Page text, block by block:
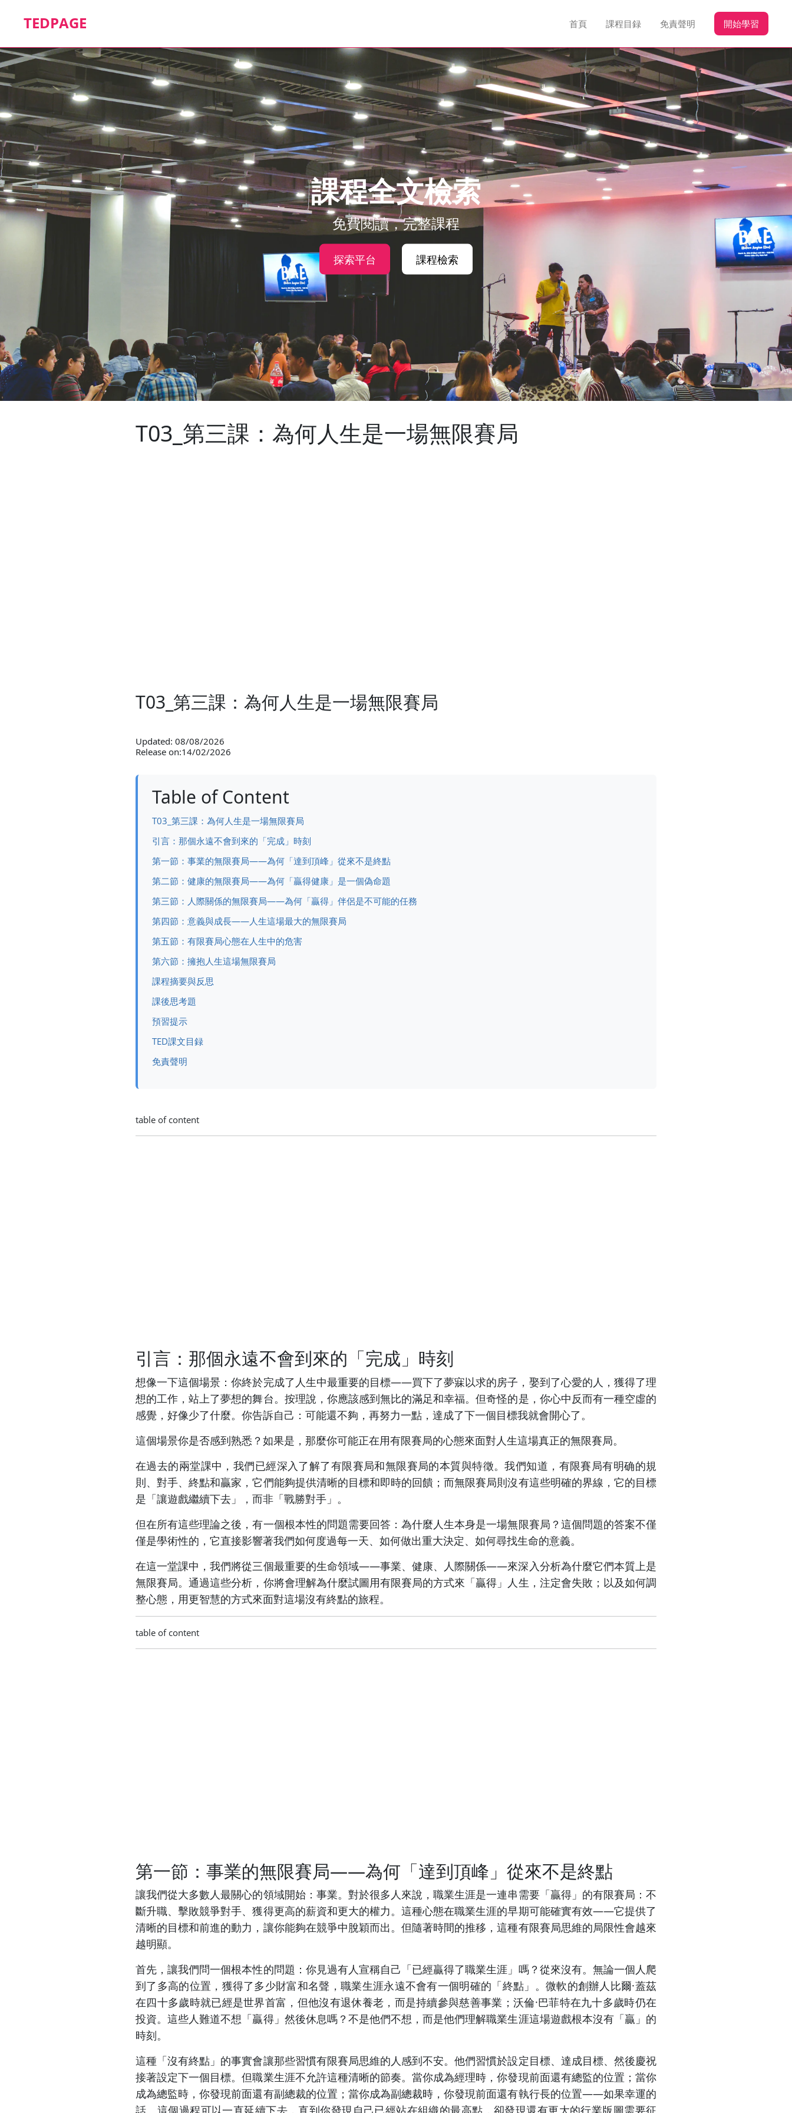
TEDPAGE 首頁 課程目録 免責聲明 開始學習
課程全文檢索
免費閱讀，完整課程
探索平台 課程檢索
T03_第三課：為何人生是一場無限賽局
T03_第三課：為何人生是一場無限賽局
Updated: 08/08/2026
Release on:14/02/2026
Table of Content
T03_第三課：為何人生是一場無限賽局
引言：那個永遠不會到來的「完成」時刻
第一節：事業的無限賽局——為何「達到頂峰」從來不是終點
第二節：健康的無限賽局——為何「贏得健康」是一個偽命題
第三節：人際關係的無限賽局——為何「贏得」伴侶是不可能的任務
第四節：意義與成長——人生這場最大的無限賽局
第五節：有限賽局心態在人生中的危害
第六節：擁抱人生這場無限賽局
課程摘要與反思
課後思考題
預習提示
TED課文目録
免責聲明
table of content
引言：那個永遠不會到來的「完成」時刻
想像一下這個場景：你終於完成了人生中最重要的目標——買下了夢寐以求的房子，娶到了心愛的人，獲得了理
想的工作，站上了夢想的舞台。按理說，你應該感到無比的滿足和幸福。但奇怪的是，你心中反而有一種空虛的
感覺，好像少了什麼。你告訴自己：可能還不夠，再努力一點，達成了下一個目標我就會開心了。
這個場景你是否感到熟悉？如果是，那麼你可能正在用有限賽局的心態來面對人生這場真正的無限賽局。
在過去的兩堂課中，我們已經深入了解了有限賽局和無限賽局的本質與特徵。我們知道，有限賽局有明确的規
則、對手、終點和贏家，它們能夠提供清晰的目標和即時的回饋；而無限賽局則沒有這些明確的界線，它的目標
是「讓遊戲繼續下去」，而非「戰勝對手」。
但在所有這些理論之後，有一個根本性的問題需要回答：為什麼人生本身是一場無限賽局？這個問題的答案不僅
僅是學術性的，它直接影響著我們如何度過每一天、如何做出重大決定、如何尋找生命的意義。
在這一堂課中，我們將從三個最重要的生命領域——事業、健康、人際關係——來深入分析為什麼它們本質上是
無限賽局。通過這些分析，你將會理解為什麼試圖用有限賽局的方式來「贏得」人生，注定會失敗；以及如何調
整心態，用更智慧的方式來面對這場沒有終點的旅程。
table of content
第一節：事業的無限賽局——為何「達到頂峰」從來不是終點
讓我們從大多數人最關心的領域開始：事業。對於很多人來說，職業生涯是一連串需要「贏得」的有限賽局：不
斷升職、擊敗競爭對手、獲得更高的薪資和更大的權力。這種心態在職業生涯的早期可能確實有效——它提供了
清晰的目標和前進的動力，讓你能夠在競爭中脫穎而出。但隨著時間的推移，這種有限賽局思維的局限性會越來
越明顯。
首先，讓我們問一個根本性的問題：你見過有人宣稱自己「已經贏得了職業生涯」嗎？從來沒有。無論一個人爬
到了多高的位置，獲得了多少財富和名聲，職業生涯永遠不會有一個明確的「終點」。微軟的創辦人比爾·蓋茲
在四十多歲時就已經是世界首富，但他沒有退休養老，而是持續參與慈善事業；沃倫·巴菲特在九十多歲時仍在
投資。這些人難道不想「贏得」然後休息嗎？不是他們不想，而是他們理解職業生涯這場遊戲根本沒有「贏」的
時刻。
這種「沒有終點」的事實會讓那些習慣有限賽局思維的人感到不安。他們習慣於設定目標、達成目標、然後慶祝
接著設定下一個目標。但職業生涯不允許這種清晰的節奏。當你成為經理時，你發現前面還有總監的位置；當你
成為總監時，你發現前面還有副總裁的位置；當你成為副總裁時，你發現前面還有執行長的位置——如果幸運的